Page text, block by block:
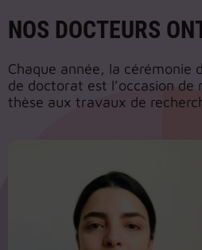
NOS DOCTEURS
Chaque année, la cérémonie
de doctorat est l’occasion
thèse aux travaux de